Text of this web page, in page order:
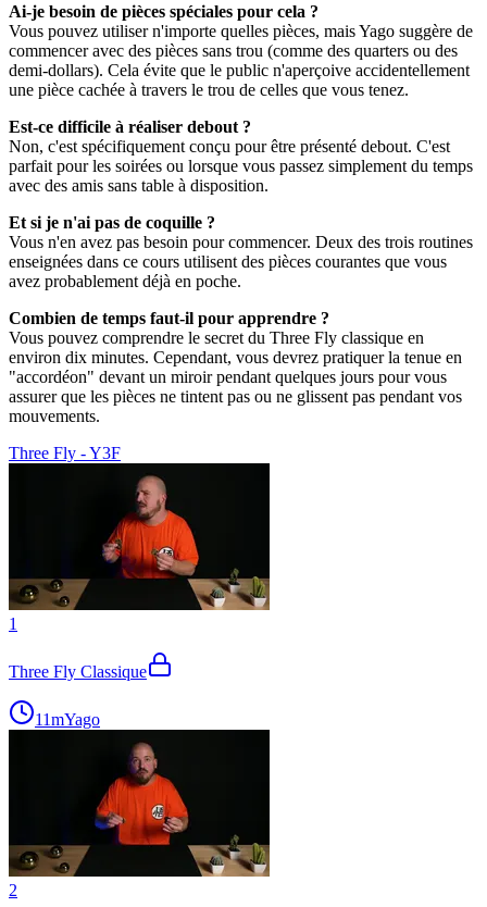
Ai-je besoin de pièces spéciales pour cela ?
Vous pouvez utiliser n'importe quelles pièces, mais Yago suggère de
commencer avec des pièces sans trou (comme des quarters ou des
demi-dollars). Cela évite que le public n'aperçoive accidentellement
une pièce cachée à travers le trou de celles que vous tenez.
Est-ce difficile à réaliser debout ?
Non, c'est spécifiquement conçu pour être présenté debout. C'est
parfait pour les soirées ou lorsque vous passez simplement du temps
avec des amis sans table à disposition.
Et si je n'ai pas de coquille ?
Vous n'en avez pas besoin pour commencer. Deux des trois routines
enseignées dans ce cours utilisent des pièces courantes que vous
avez probablement déjà en poche.
Combien de temps faut-il pour apprendre ?
Vous pouvez comprendre le secret du Three Fly classique en
environ dix minutes. Cependant, vous devrez pratiquer la tenue en
"accordéon" devant un miroir pendant quelques jours pour vous
assurer que les pièces ne tintent pas ou ne glissent pas pendant vos
mouvements.
Three Fly - Y3F
1
Three Fly Classique
11mYago
2